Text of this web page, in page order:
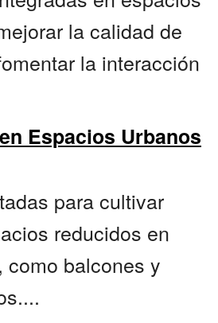
la calidad de
la interacción
Espacios Urbanos
para cultivar
reducidos en
como balcones y